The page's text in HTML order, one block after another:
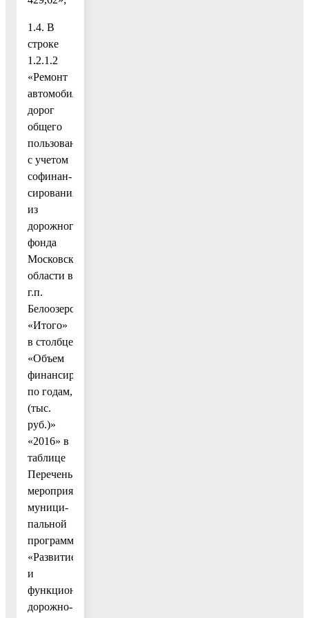
1.4. В
строке
1.2.1.2
«Ремонт
автомобильных
дорог
общего
пользования
с учетом
софинан-
сирования
из
дорожного
фонда
Московской
области в
г.п.
Белоозерский»
«Итого»
в столбце
«Объем
финансирования
по годам,
(тыс.
руб.)»
«2016» в
таблице
Перечень
мероприятий
муници-
пальной
программы
«Развитие
и
функционирование
дорожно-